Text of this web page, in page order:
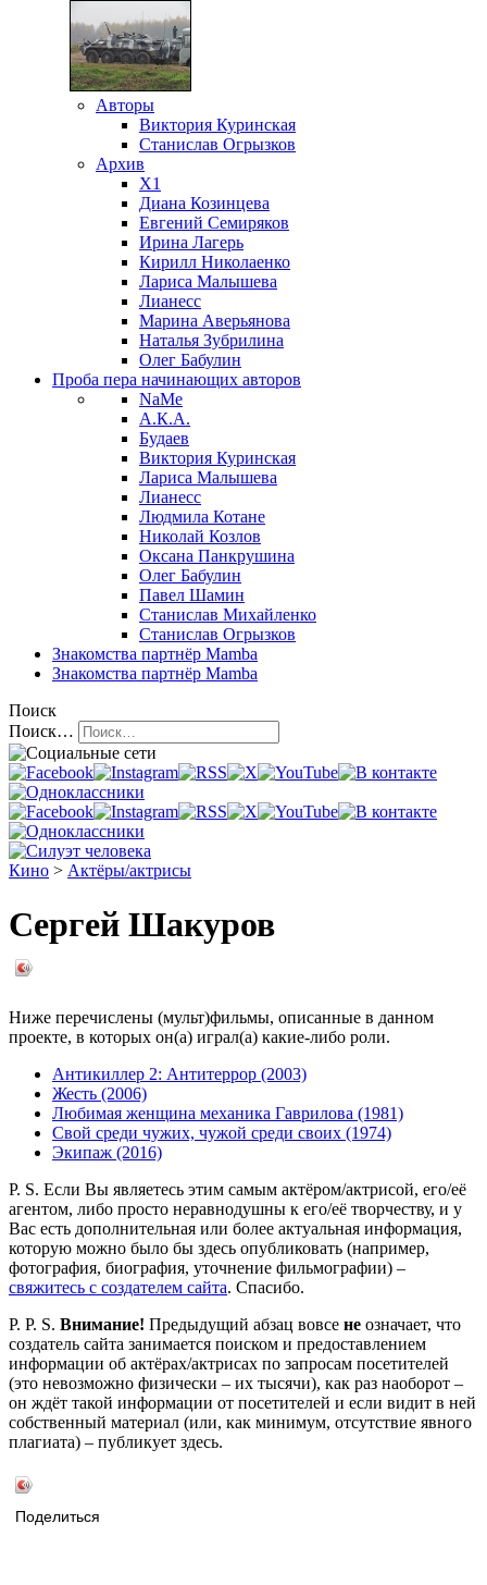
Авторы
Виктория Куринская
Станислав Огрызков
Архив
X1
Диана Козинцева
Евгений Семиряков
Ирина Лагерь
Кирилл Николаенко
Лариса Малышева
Лианесс
Марина Аверьянова
Наталья Зубрилина
Олег Бабулин
Проба пера начинающих авторов
NaMe
А.К.А.
Будаев
Виктория Куринская
Лариса Малышева
Лианесс
Людмила Котане
Николай Козлов
Оксана Панкрушина
Олег Бабулин
Павел Шамин
Станислав Михайленко
Станислав Огрызков
Знакомства партнёр Mamba
Знакомства партнёр Mamba
Поиск
Поиск…
Кино > Актёры/актрисы
Сергей Шакуров
Ниже перечислены (мульт)фильмы, описанные в данном
проекте, в которых он(а) играл(а) какие-либо роли.
Антикиллер 2: Антитеррор (2003)
Жесть (2006)
Любимая женщина механика Гаврилова (1981)
Свой среди чужих, чужой среди своих (1974)
Экипаж (2016)
P. S. Если Вы являетесь этим самым актёром/актрисой, его/её
агентом, либо просто неравнодушны к его/её творчеству, и у
Вас есть дополнительная или более актуальная информация,
которую можно было бы здесь опубликовать (например,
фотография, биография, уточнение фильмографии) –
свяжитесь с создателем сайта. Спасибо.
P. P. S. Внимание! Предыдущий абзац вовсе не означает, что
создатель сайта занимается поиском и предоставлением
информации об актёрах/актрисах по запросам посетителей
(это невозможно физически – их тысячи), как раз наоборот –
он ждёт такой информации от посетителей и если видит в ней
собственный материал (или, как минимум, отсутствие явного
плагиата) – публикует здесь.
Поделиться